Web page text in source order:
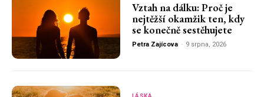
Vztah na dálku: Proč je
nejtěžší okamžik ten, kdy
se konečně sestěhujete
Petra Zajícova - 9 srpna, 2026